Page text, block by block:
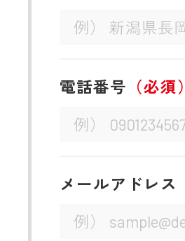
電話番号 （必須）
メールアドレス